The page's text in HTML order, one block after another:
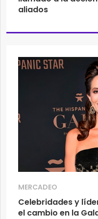
aliados
MERCADEO
Celebridades y
el cambio en la